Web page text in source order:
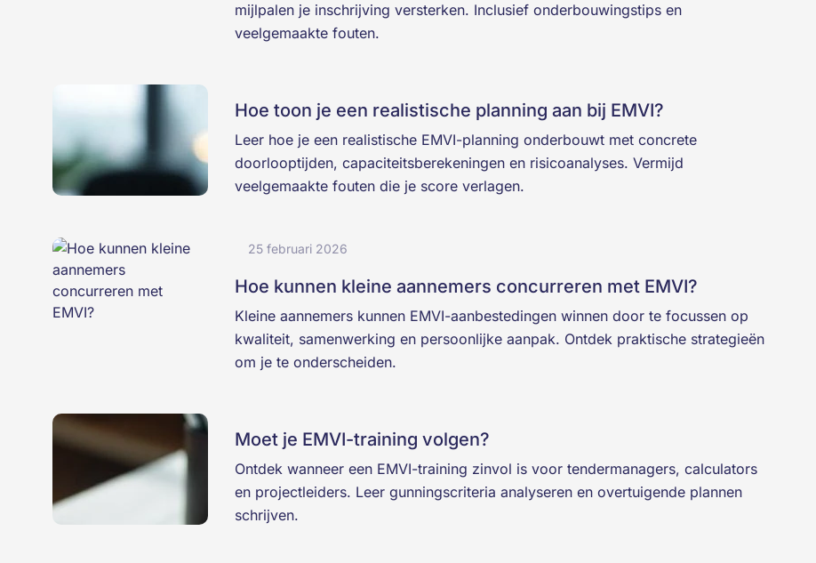
mijlpalen je inschrijving versterken. Inclusief onderbouwingstips en
veelgemaakte fouten.
Hoe toon je een realistische planning aan bij EMVI?
Leer hoe je een realistische EMVI-planning onderbouwt met concrete
doorlooptijden, capaciteitsberekeningen en risicoanalyses. Vermijd
veelgemaakte fouten die je score verlagen.
25 februari 2026
Hoe kunnen kleine aannemers concurreren met EMVI?
Kleine aannemers kunnen EMVI-aanbestedingen winnen door te focussen op
kwaliteit, samenwerking en persoonlijke aanpak. Ontdek praktische strategieën
om je te onderscheiden.
Moet je EMVI-training volgen?
Ontdek wanneer een EMVI-training zinvol is voor tendermanagers, calculators
en projectleiders. Leer gunningscriteria analyseren en overtuigende plannen
schrijven.